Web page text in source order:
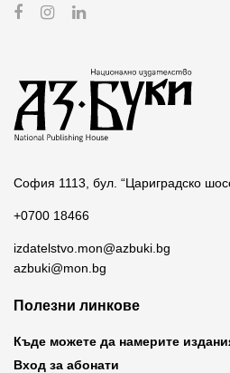
София 1113, бул. “Цариградско
+0700 18466
izdatelstvo.mon@azbuki.bg
azbuki@mon.bg
Полезни линкове
Къде можете да намерите
Вход за абонати